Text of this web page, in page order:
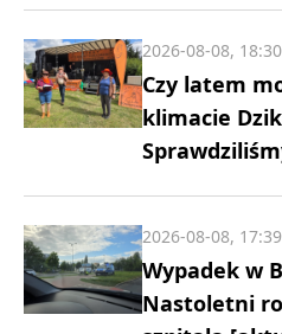
Czy latem
klimacie
2026-08-08, 18:30
Wypadek w
Nastoletni
2026-08-08, 17:39